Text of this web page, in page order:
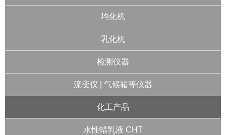
均化机
乳化机
检测仪器
流变仪 | 气候箱等仪器
化工产品
水性蜡乳液 CHT